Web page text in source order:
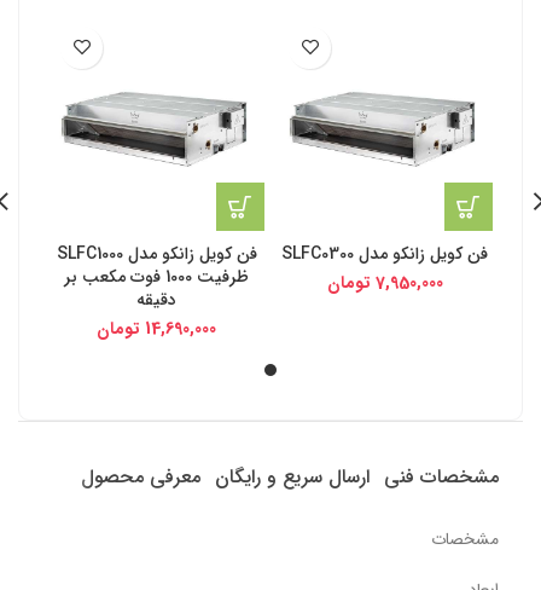
فن کویل زانکو مدل SLFC0300
7,950,000 تومان
فن کویل زانکو مدل SLFC1000
ظرفیت 1000 فوت مکعب بر
دقیقه
14,690,000 تومان
مشخصات فنی ارسال سریع و رایگان معرفی محصول
مشخصات